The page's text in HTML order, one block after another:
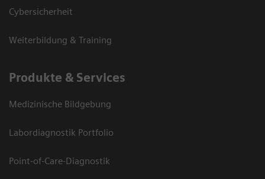
Cybersicherheit
Weiterbildung & Training
Produkte & Services
Medizinische Bildgebung
Labordiagnostik Portfolio
Point-of-Care-Diagnostik